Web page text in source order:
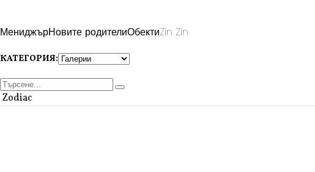
МениджърНовите родителиОбектиZin Zin
КАТЕГОРИЯ:
Zodiac